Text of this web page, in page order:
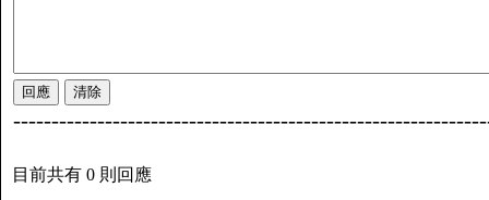
目前共有 0 則回應